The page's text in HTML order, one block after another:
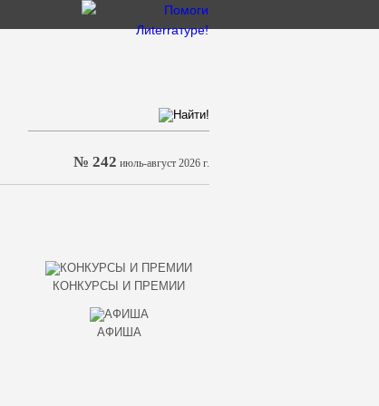
№ 242 июль-август 2026 г.
КОНКУРСЫ И ПРЕМИИ
АФИША